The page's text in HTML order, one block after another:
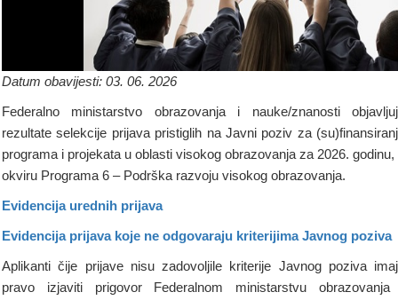
Datum obavijesti: 03. 06. 2026
Federalno ministarstvo obrazovanja i nauke/znanosti
rezultate selekcije prijava pristiglih na Javni poziv za
programa i projekata u oblasti visokog obrazovanja za 2026. godinu,
okviru Programa 6 – Podrška razvoju visokog obrazovanja.
Evidencija urednih prijava
Evidencija prijava koje ne odgovaraju kriterijima Javnog poziva
Aplikanti čije prijave nisu zadovoljile kriterije Javnog poziva
pravo izjaviti prigovor Federalnom ministarstvu